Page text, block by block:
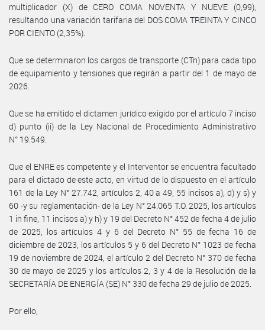
multiplicador (X) de CERO COMA NOVENTA Y NUEVE (0,99),
resultando una variación tarifaria del DOS COMA TREINTA Y CINCO
POR CIENTO (2,35%).
Que se determinaron los cargos de transporte (CTn) para cada tipo
de equipamiento y tensiones que regirán a partir del 1 de mayo de
2026.
Que se ha emitido el dictamen jurídico exigido por el artículo 7 inciso
d) punto (ii) de la Ley Nacional de Procedimiento Administrativo
N° 19.549.
Que el ENRE es competente y el Interventor se encuentra facultado
para el dictado de este acto, en virtud de lo dispuesto en el artículo
161 de la Ley N° 27.742, artículos 2, 40 a 49, 55 incisos a), d) y s) y
60 -y su reglamentación- de la Ley N° 24.065 T.O. 2025, los artículos
1 in fine, 11 incisos a) y h) y 19 del Decreto N° 452 de fecha 4 de julio
de 2025, los artículos 4 y 6 del Decreto N° 55 de fecha 16 de
diciembre de 2023, los artículos 5 y 6 del Decreto N° 1023 de fecha
19 de noviembre de 2024, el artículo 2 del Decreto N° 370 de fecha
30 de mayo de 2025 y los artículos 2, 3 y 4 de la Resolución de la
SECRETARÍA DE ENERGÍA (SE) N° 330 de fecha 29 de julio de 2025.
Por ello,